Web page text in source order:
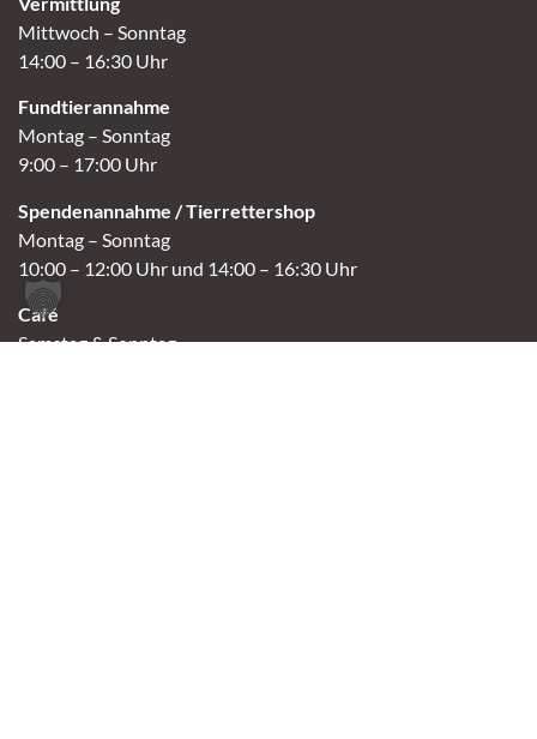
Mittwoch – Sonntag
14:00 – 16:30 Uhr
Fundtierannahme
Montag – Sonntag
9:00 – 17:00 Uhr
Spendenannahme / Tierrettershop
Montag – Sonntag
10:00 – 12:00 Uhr und 14:00 – 16:30 Uhr
Café
Samstag & Sonntag